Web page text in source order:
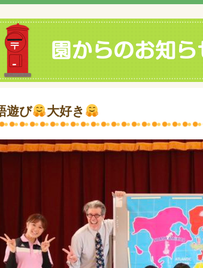
遊び 大好き